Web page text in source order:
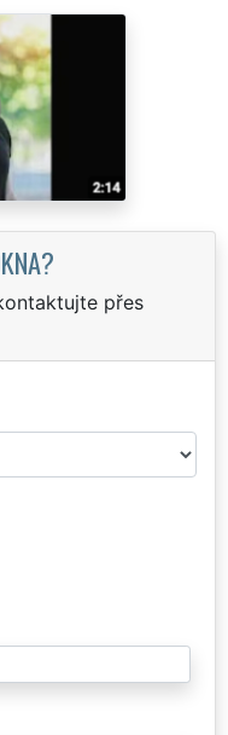
přes